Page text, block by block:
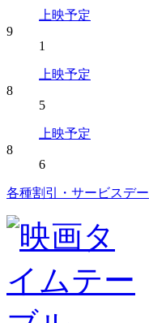
上映予定
9
1
上映予定
8
5
上映予定
8
6
各種割引・サービスデー